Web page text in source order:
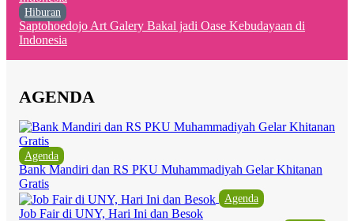
Hiburan
Saptohoedojo Art Galery Bakal jadi Oase Kebudayaan di
Indonesia
AGENDA
Agenda
Bank Mandiri dan RS PKU Muhammadiyah Gelar Khitanan
Gratis
Agenda
Job Fair di UNY, Hari Ini dan Besok